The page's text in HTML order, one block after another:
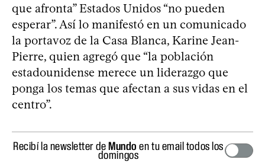
que afronta” Estados Unidos “no pueden
esperar”. Así lo manifestó en un comunicado
la portavoz de la Casa Blanca, Karine Jean-
Pierre, quien agregó que “la población
estadounidense merece un liderazgo que
ponga los temas que afectan a sus vidas en el
centro”.
Recibí la newsletter deMundo en tu email todos los
domingos